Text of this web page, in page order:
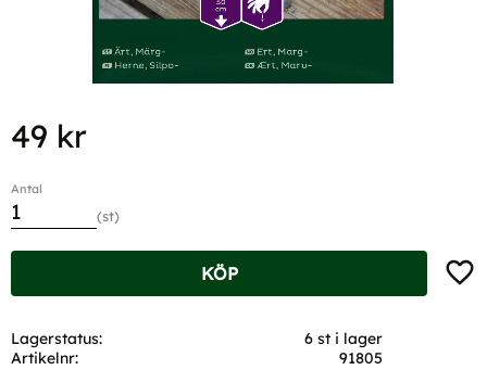
49 kr
Antal
st
KÖP
Lagerstatus
6 st i lager
Artikelnr
91805